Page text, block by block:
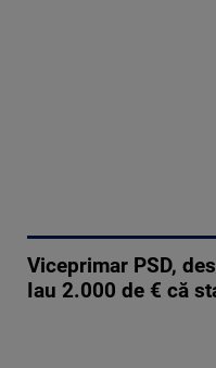
Viceprimar PSD,
Iau 2.000 de € că